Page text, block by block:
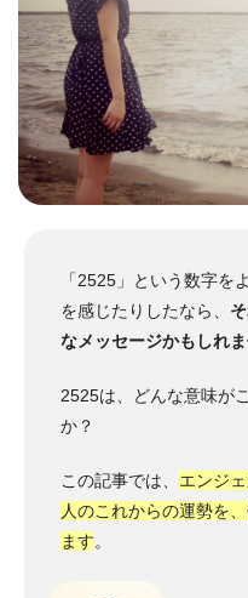
「2525」という数字を
を感じたりしたなら、
なメッセージかもしれ
2525は、どんな意味が
か？
この記事では、 エンジ
人のこれからの運勢を
ます。